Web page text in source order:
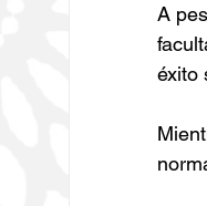
A
éxito